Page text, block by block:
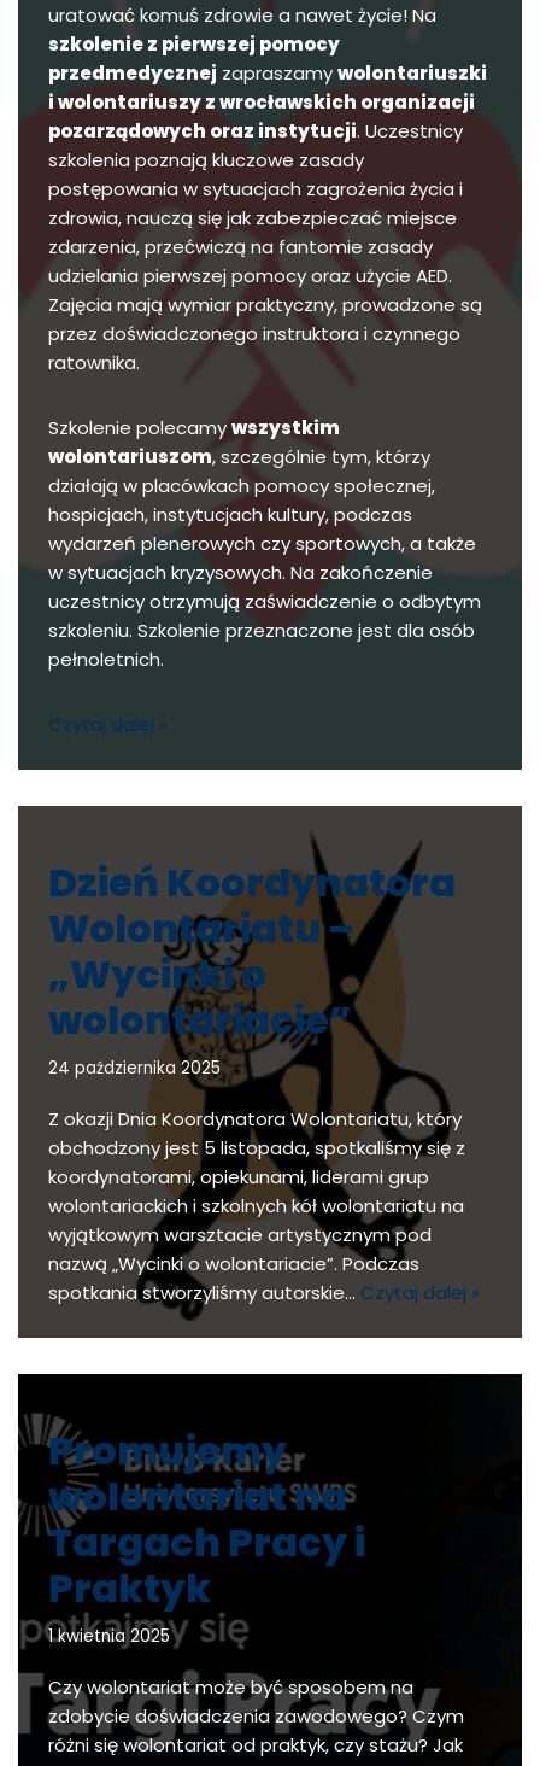
uratować komuś zdrowie a nawet życie! Na
szkolenie z pierwszej pomocy
przedmedycznej zapraszamywolontariuszki
i wolontariuszy z wrocławskich organizacji
pozarządowych oraz instytucji. Uczestnicy
szkolenia poznają kluczowe zasady
postępowania w sytuacjach zagrożenia życia i
zdrowia, nauczą się jak zabezpieczać miejsce
zdarzenia, przećwiczą na fantomie zasady
udzielania pierwszej pomocy oraz użycie AED.
Zajęcia mają wymiar praktyczny, prowadzone są
przez doświadczonego instruktora i czynnego
ratownika.
Szkolenie polecamywszystkim
wolontariuszom, szczególnie tym, którzy
działają w placówkach pomocy społecznej,
hospicjach, instytucjach kultury, podczas
wydarzeń plenerowych czy sportowych, a także
w sytuacjach kryzysowych. Na zakończenie
uczestnicy otrzymują zaświadczenie o odbytym
szkoleniu. Szkolenie przeznaczone jest dla osób
pełnoletnich.
Czytaj dalej »
Dzień Koordynatora
Wolontariatu –
„Wycinki o
wolontariacie”
24 października 2025
Z okazji Dnia Koordynatora Wolontariatu, który
obchodzony jest 5 listopada, spotkaliśmy się z
koordynatorami, opiekunami, liderami grup
wolontariackich i szkolnych kół wolontariatu na
wyjątkowym warsztacie artystycznym pod
nazwą „Wycinki o wolontariacie”. Podczas
spotkania stworzyliśmy autorskie… Czytaj dalej »
Promujemy
wolontariat na
Targach Pracy i
Praktyk
1 kwietnia 2025
Czy wolontariat może być sposobem na
zdobycie doświadczenia zawodowego? Czym
różni się wolontariat od praktyk, czy stażu? Jak